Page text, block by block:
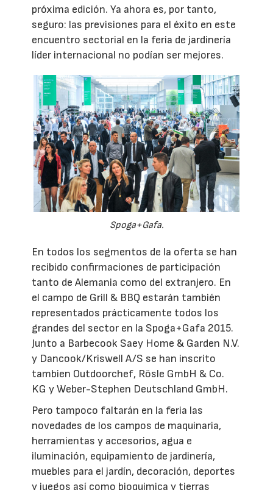
próxima edición. Ya ahora es, por tanto,
seguro: las previsiones para el éxito en este
encuentro sectorial en la feria de jardinería
líder internacional no podían ser mejores.
Spoga+Gafa.
En todos los segmentos de la oferta se han
recibido confirmaciones de participación
tanto de Alemania como del extranjero. En
el campo de Grill & BBQ estarán también
representados prácticamente todos los
grandes del sector en la Spoga+Gafa 2015.
Junto a Barbecook Saey Home & Garden N.V.
y Dancook/Kriswell A/S se han inscrito
tambien Outdoorchef, Rösle GmbH & Co.
KG y Weber-Stephen Deutschland GmbH.
Pero tampoco faltarán en la feria las
novedades de los campos de maquinaria,
herramientas y accesorios, agua e
iluminación, equipamiento de jardinería,
muebles para el jardín, decoración, deportes
y juegos así como bioquimica y tierras